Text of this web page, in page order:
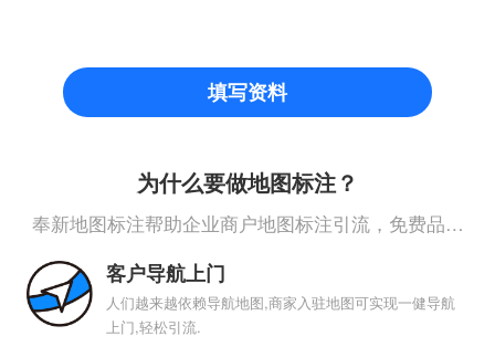
填写资料
为什么要做地图标注？
奉新地图标注帮助企业商户地图标注引流，免费品牌
客户导航上门
人们越来越依赖导航地图,商家入驻地图可实现一健导航
上门,轻松引流.